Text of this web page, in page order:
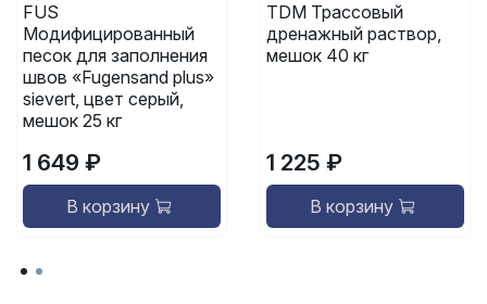
FUS
Модифицированный
песок для заполнения
швов «Fugensand plus»
sievert, цвет серый,
мешок 25 кг
1 649 ₽
В корзину
TDM Трассовый
дренажный раствор,
мешок 40 кг
1 225 ₽
В корзину